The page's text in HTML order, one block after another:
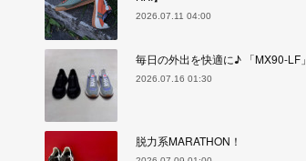
2026.07.11 04:00
毎日の外出を快適に♪ 「MX90-LF」
2026.07.16 01:30
脱力系MARATHON！